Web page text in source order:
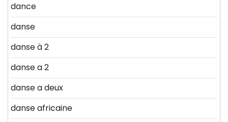
dance
danse
danse à 2
danse a 2
danse a deux
danse africaine